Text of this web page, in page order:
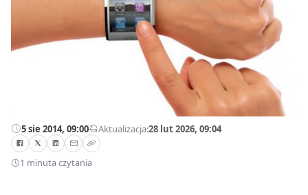
5 sie 2014, 09:00—Aktualizacja:28 lut 2026, 09:04
1 minuta czytania